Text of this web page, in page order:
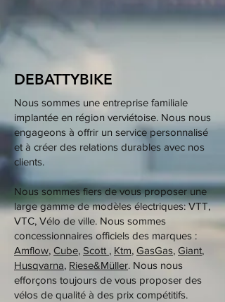
DEBATTYBIKE
Nous sommes une entreprise familiale
implantée en région verviétoise. Nous nous
engageons à offrir un service personnalisé
et à créer des relations durables avec nos
clients.
Nous sommes fiers de vous proposer une
large gamme de modèles électriques: VTT,
VTC, Vélo de ville. Nous sommes
concessionnaires officiels des marques :
Amflow, Cube, Scott , Ktm, GasGas, Giant,
Husqvarna, Riese&Müller. Nous nous
efforçons toujours de vous proposer des
vélos de qualité à des prix compétitifs.